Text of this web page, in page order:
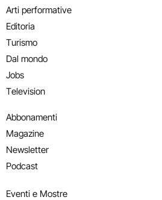
Arti performative
Editoria
Turismo
Dal mondo
Jobs
Television
Abbonamenti
Magazine
Newsletter
Podcast
Eventi e Mostre